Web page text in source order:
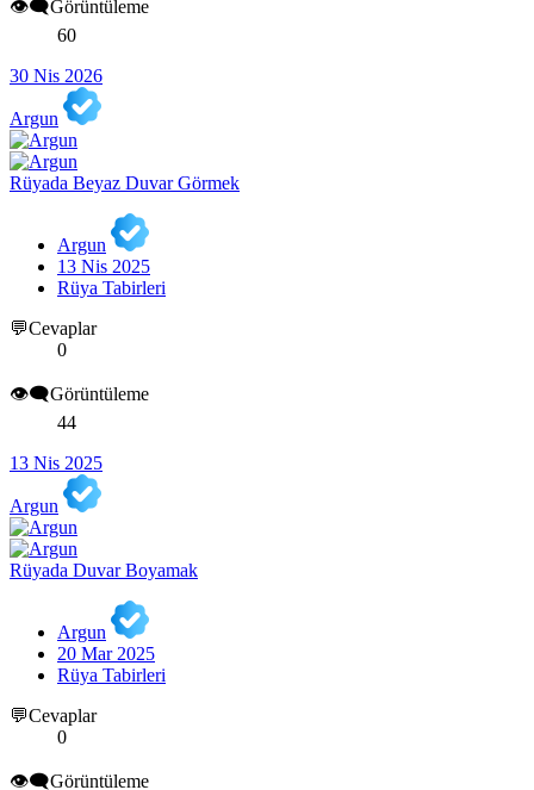
👁️‍🗨️Görüntüleme
60
30 Nis 2026
Argun
Rüyada Beyaz Duvar Görmek
Argun
13 Nis 2025
Rüya Tabirleri
💬Cevaplar
0
👁️‍🗨️Görüntüleme
44
13 Nis 2025
Argun
Rüyada Duvar Boyamak
Argun
20 Mar 2025
Rüya Tabirleri
💬Cevaplar
0
👁️‍🗨️Görüntüleme